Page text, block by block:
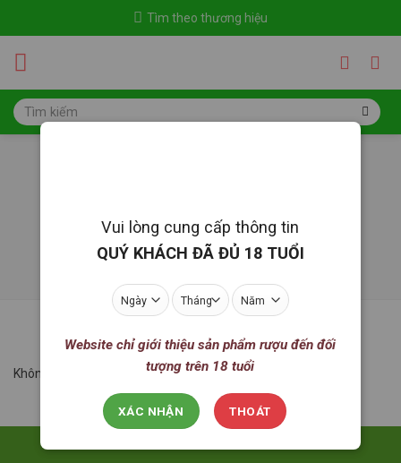
Tìm theo thương hiệu
Tìm
kiếm:
Highland Park
LỌC
Không tìm thấy sản phẩm nào khớp với lựa chọn của bạn.
Vui lòng cung cấp thông tin
QUÝ KHÁCH ĐÃ ĐỦ 18 TUỔI
Website chỉ giới thiệu sản phẩm rượu đến đối
tượng trên 18 tuổi
XÁC NHẬN THOÁT